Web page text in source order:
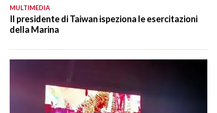
MULTIMEDIA
Il presidente di Taiwan ispeziona le esercitazioni
della Marina